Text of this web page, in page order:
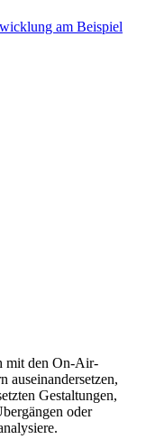
mit den On-Air-
auseinandersetzen,
Gestaltungen,
oder